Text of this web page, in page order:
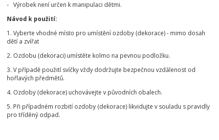
- Výrobek není určen k manipulaci dětmi.
Návod k použití:
1. Vyberte vhodné místo pro umístění ozdoby (dekorace) - mimo dosah
dětí a zvířat
2. Ozdobu (dekoraci) umístěte kolmo na pevnou podložku.
3. V případě použití svíčky vždy dodržujte bezpečnou vzdálenost od
hořlavých předmětů.
4. Ozdoby (dekorace) uchovávejte v původních obalech.
5. Při případném rozbití ozdoby (dekorace) likvidujte v souladu s pravidly
pro tříděný odpad.